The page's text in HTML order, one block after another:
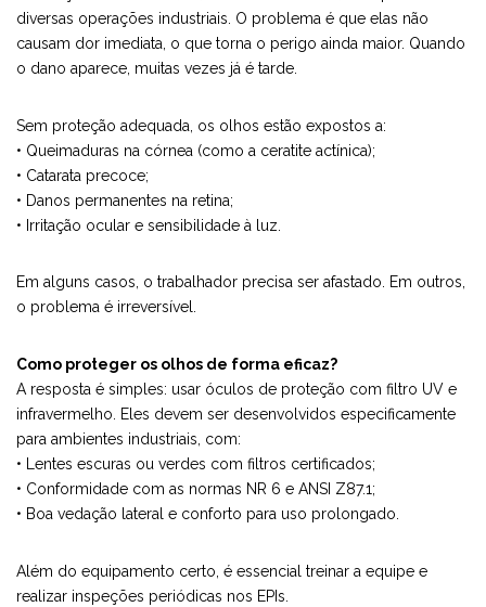
diversas operações industriais. O problema é que elas não
causam dor imediata, o que torna o perigo ainda maior. Quando
o dano aparece, muitas vezes já é tarde.
Sem proteção adequada, os olhos estão expostos a:
• Queimaduras na córnea (como a ceratite actínica);
• Catarata precoce;
• Danos permanentes na retina;
• Irritação ocular e sensibilidade à luz.
Em alguns casos, o trabalhador precisa ser afastado. Em outros,
o problema é irreversível.
Como proteger os olhos de forma eficaz?
A resposta é simples: usar óculos de proteção com filtro UV e
infravermelho. Eles devem ser desenvolvidos especificamente
para ambientes industriais, com:
• Lentes escuras ou verdes com filtros certificados;
• Conformidade com as normas NR 6 e ANSI Z87.1;
• Boa vedação lateral e conforto para uso prolongado.
Além do equipamento certo, é essencial treinar a equipe e
realizar inspeções periódicas nos EPIs.